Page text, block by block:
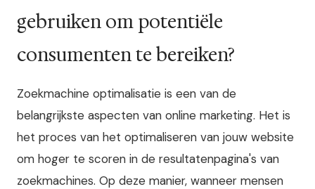
gebruiken om potentiële
consumenten te bereiken?
Zoekmachine optimalisatie is een van de
belangrijkste aspecten van online marketing. Het is
het proces van het optimaliseren van jouw website
om hoger te scoren in de resultatenpagina's van
zoekmachines. Op deze manier, wanneer mensen